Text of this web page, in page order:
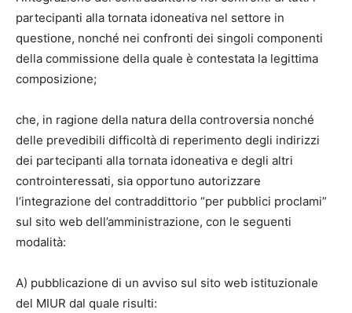
partecipanti alla tornata idoneativa nel settore in
questione, nonché nei confronti dei singoli componenti
della commissione della quale è contestata la legittima
composizione;
che, in ragione della natura della controversia nonché
delle prevedibili difficoltà di reperimento degli indirizzi
dei partecipanti alla tornata idoneativa e degli altri
controinteressati, sia opportuno autorizzare
l’integrazione del contraddittorio “per pubblici proclami”
sul sito web dell’amministrazione, con le seguenti
modalità:
A) pubblicazione di un avviso sul sito web istituzionale
del MIUR dal quale risulti: